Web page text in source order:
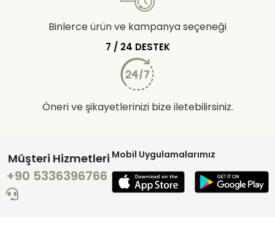
Binlerce ürün ve kampanya seçeneği
7 / 24 DESTEK
Öneri ve şikayetlerinizi bize iletebilirsiniz.
Müşteri Hizmetleri
+90 5336396766
Mobil Uygulamalarımız